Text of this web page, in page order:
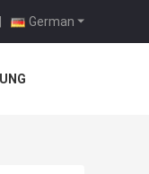
German
|